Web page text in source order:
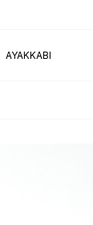
AYAKKABI